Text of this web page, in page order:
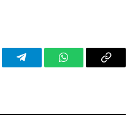
TelegramWhatsAppCopy